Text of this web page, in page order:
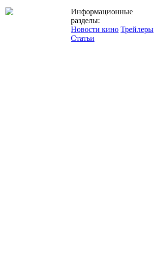
Информационные
разделы:
Новости кино Трейлеры
Статьи